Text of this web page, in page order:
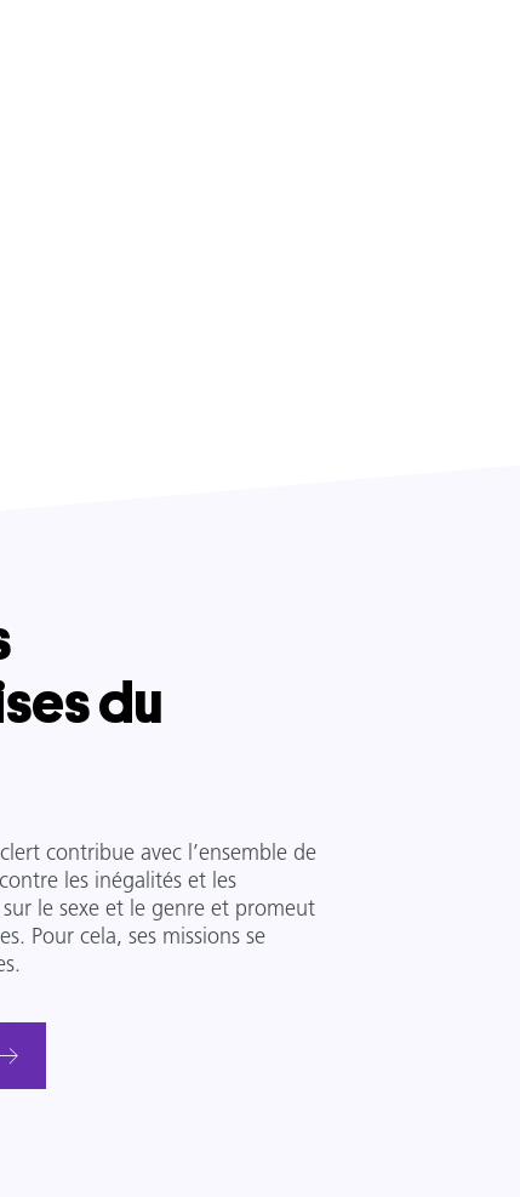
du
contribue avec l’ensemble de
les inégalités et les
le sexe et le genre et promeut
Pour cela, ses missions se